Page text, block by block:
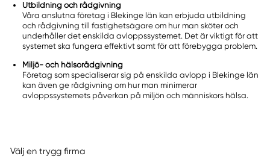
Utbildning och rådgivning
Våra anslutna företag i Blekinge län kan erbjuda utbildning
och rådgivning till fastighetsägare om hur man sköter och
underhåller det enskilda avloppssystemet. Det är viktigt för att
systemet ska fungera effektivt samt för att förebygga problem.
Miljö- och hälsorådgivning
Företag som specialiserar sig på enskilda avlopp i Blekinge län
kan även ge rådgivning om hur man minimerar
avloppssystemets påverkan på miljön och människors hälsa.
Välj en trygg firma